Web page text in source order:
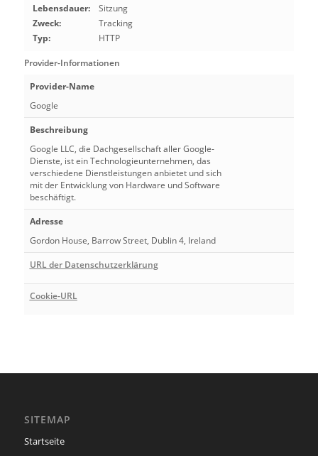
Lebensdauer:
Sitzung
Zweck:
Tracking
Typ:
HTTP
Provider-Informationen
Provider-Name
Google
Beschreibung
Google LLC, die Dachgesellschaft aller Google-
Dienste, ist ein Technologieunternehmen, das
verschiedene Dienstleistungen anbietet und sich
mit der Entwicklung von Hardware und Software
beschäftigt.
Adresse
Gordon House, Barrow Street, Dublin 4, Ireland
URL der Datenschutzerklärung
Cookie-URL
SITEMAP
Startseite